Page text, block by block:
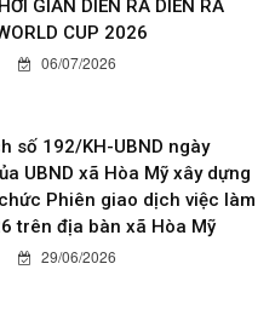
GIAN DIỄN RA DIỄN RA
CUP 2026
06/07/2026
số 192/KH-UBND ngày
UBND xã Hòa Mỹ xây dựng
Phiên giao dịch việc làm
trên địa bàn xã Hòa Mỹ
29/06/2026